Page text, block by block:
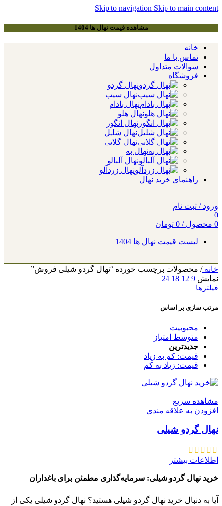
Skip to navigation Skip to main content
مشاهده قیمت نهال ها 1404
خانه
تماس با ما
سوالات متداول
فروشگاه
نهال گردو
نهال سیب
نهال بادام
نهال هلو
نهال انگور
نهال شلیل
نهال گلابی
نهال به
نهال آلبالو
نهال زردآلو
راهنمای خرید نهال
ورود / ثبت نام
0
0 محصول /
0 تومان
لیست قیمت نهال ها 1404
خانه/ محصولات برچسب خورده “نهال گردو شیلی فروش”
نمایش 9
12
18
24
فیلترها
مرتب سازی بر اساس
محبوبیت
متوسط امتیاز
جدیدترین
قیمت: کم به زیاد
قیمت: زیاد به کم
مشاهده سریع
افزودن به علاقه مندی
نهال گردو شیلی
اطلاعات بیشتر
خرید نهال گردو شیلی: سرمایه‌گذاری مطمئن برای باغداران
آیا به دنبال خرید نهال گردو شیلی هستید؟ نهال گردو شیلی یکی از